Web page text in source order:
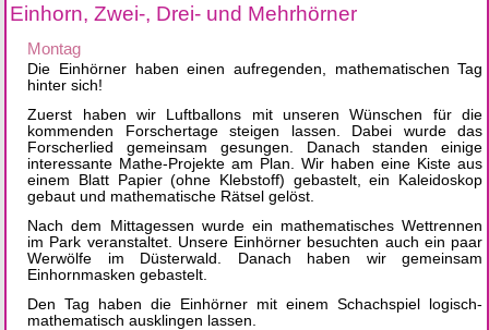
Einhorn, Zwei-, Drei- und Mehrhörner
Montag
Die Einhörner haben einen aufregenden, mathematischen Tag
hinter sich!
Zuerst haben wir Luftballons mit unseren Wünschen für die
kommenden Forschertage steigen lassen. Dabei wurde das
Forscherlied gemeinsam gesungen. Danach standen einige
interessante Mathe-Projekte am Plan. Wir haben eine Kiste aus
einem Blatt Papier (ohne Klebstoff) gebastelt, ein Kaleidoskop
gebaut und mathematische Rätsel gelöst.
Nach dem Mittagessen wurde ein mathematisches Wettrennen
im Park veranstaltet. Unsere Einhörner besuchten auch ein paar
Werwölfe im Düsterwald. Danach haben wir gemeinsam
Einhornmasken gebastelt.
Den Tag haben die Einhörner mit einem Schachspiel logisch-
mathematisch ausklingen lassen.